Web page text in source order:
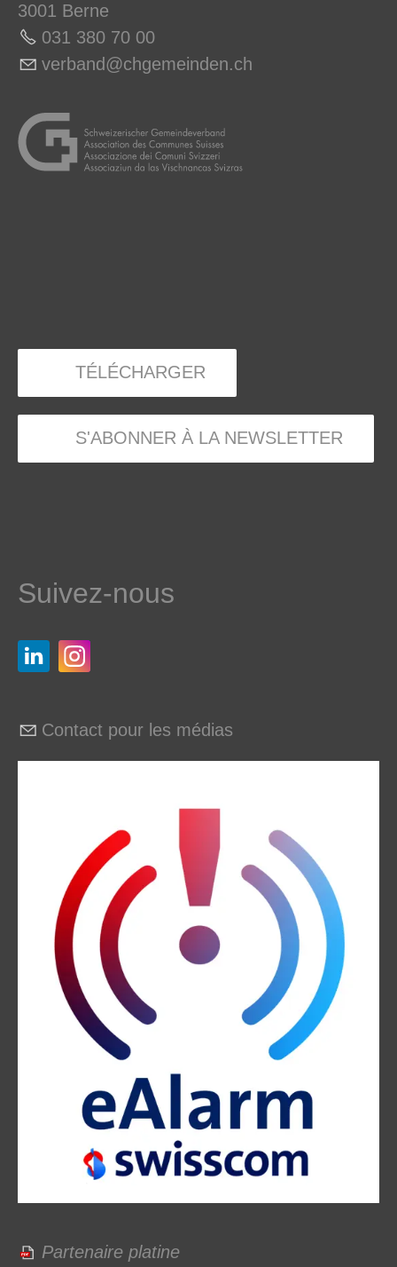
3001 Berne
031 380 70 00
v rb nd chg m nd n ch
TÉLÉCHARGER
S'ABONNER À LA NEWSLETTER
Suivez-nous
Contact pour les médias
Partenaire platine